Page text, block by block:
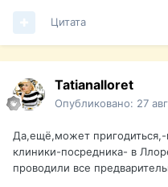
Цитата
Tatianalloret
Опубликовано: 27
Да,ещё,может
клиники-посредника- в
проводили все